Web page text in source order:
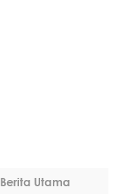
Berita Utama